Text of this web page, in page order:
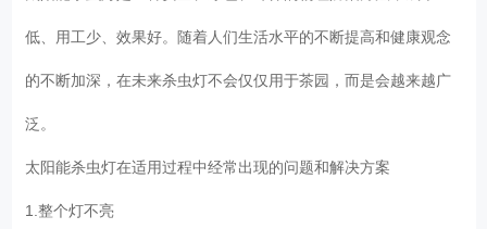
低、用工少、效果好。随着人们生活水平的不断提高和健康观念
的不断加深，在未来杀虫灯不会仅仅用于茶园，而是会越来越广
泛。
太阳能杀虫灯在适用过程中经常出现的问题和解决方案
1.整个灯不亮